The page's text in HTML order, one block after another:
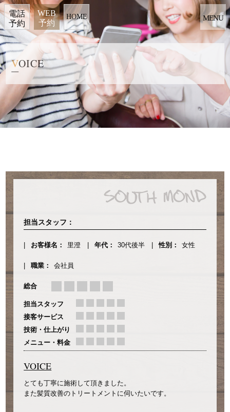
VOICE
担当スタッフ：
お客様名： 里澄 年代： 30代後半 性別： 女性
職業： 会社員
総合
担当スタッフ
接客サービス
技術・仕上がり
メニュー・料金
VOICE
とても丁寧に施術して頂きました。
また髪質改善のトリートメントに伺いたいです。
MENU
電話
予約
HOME
WEB
予約